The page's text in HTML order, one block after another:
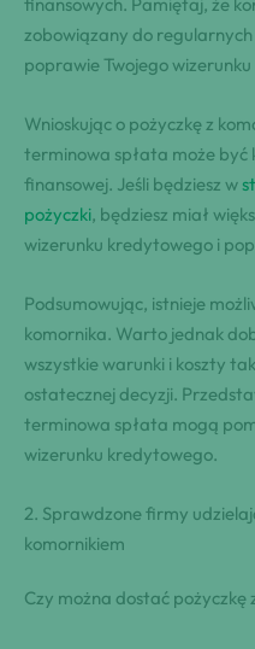
finansowych. Pamiętaj, że
zobowiązany do regularnych
poprawie Twojego
Wnioskując o pożyczkę z
terminowa spłata może ⁤być
finansowej. Jeśli będziesz w‌
pożyczki, będziesz ⁢miał
⁣wizerunku kredytowego i
Podsumowując, istnieje
‍komornika. Warto jednak
wszystkie⁢ warunki i⁢ koszty
ostatecznej decyzji.
terminowa spłata mogą
wizerunku kredytowego.
2. Sprawdzone firmy
komornikiem
Czy można dostać pożyczkę